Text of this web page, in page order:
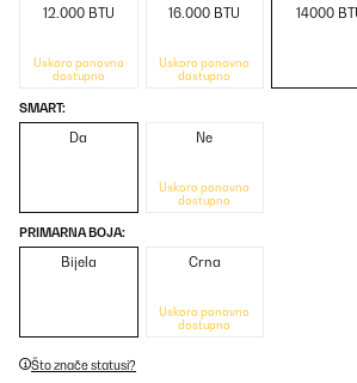
12.000 BTU
Uskoro ponovno
dostupno
16.000 BTU
Uskoro ponovno
dostupno
14000
SMART:
Da Ne
Uskoro ponovno
dostupno
PRIMARNA BOJA:
Bijela Crna
Uskoro ponovno
dostupno
Što znače statusi?